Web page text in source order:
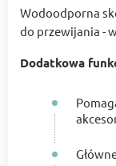
Wodoodporna
do przewijania -
Dodatkowa